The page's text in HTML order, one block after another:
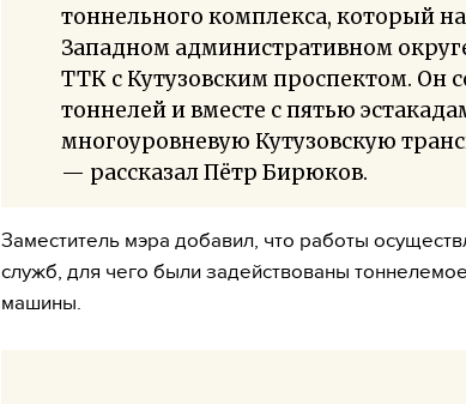
тоннельного комплекса, который
Западном административном
ТТК с Кутузовским проспектом. Он
тоннелей и вместе с пятью
многоуровневую Кутузовскую
— рассказал Пётр Бирюков.
Заместитель мэра добавил, что работы
служб, для чего были задействованы
машины.